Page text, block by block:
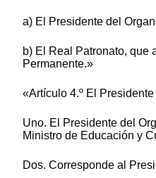
a) El Presidente del
b) El Real Patronato, que
Permanente.»
«Artículo 4.º El
Uno. El Presidente del
Ministro de Educación y
Dos. Corresponde al